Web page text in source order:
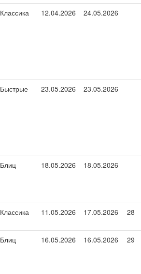
Классика 12.04.2026 24.05.2026
Быстрые 23.05.2026 23.05.2026
Блиц 18.05.2026 18.05.2026
Классика 11.05.2026 17.05.2026 28
Блиц 16.05.2026 16.05.2026 29